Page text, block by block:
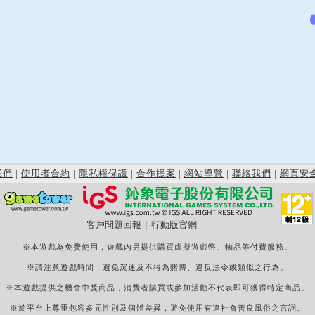
們 | 使用者合約 | 隱私權保護 | 合作提案 | 網站導覽 | 聯絡我們 | 網頁安
客戶問題回報 行動版官網
※本遊戲為免費使用，遊戲內另提供購買虛擬遊戲幣、物品等付費服務。
※請注意遊戲時間，避免沉迷及不得為賭博、違反法令或類似之行為。
※本遊戲提供之機會中獎商品，消費者購買或參加活動不代表即可獲得特定商品。
※於平台上尊重包容多元性別及個體差異，避免使用有違社會善良風俗之言詞。